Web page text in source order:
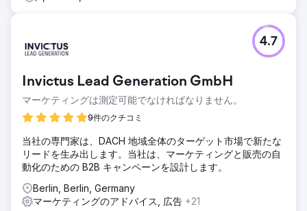
Invictus Lead Generation GmbH
マーケティングは測定可能でなければなりません。
9件のクチコミ
4.7
当社の専門家は、DACH 地域全体のターゲット市場で新たな
リードを生み出します。当社は、マーケティングと販売の自
動化のための B2B キャンペーンを設計します。
Berlin, Berlin, Germany
マーケティングのアドバイス, 広告 +21